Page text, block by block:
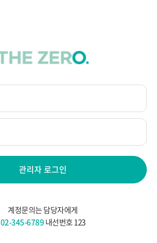
관리자 로그인
계정문의는 담당자에게
02-345-6789내선번호 123